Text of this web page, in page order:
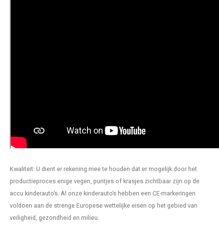
Kwaliteit: U dient er rekening mee te houden dat er mogelijk door het
productieproces enige vegen, puntjes of krasjes zichtbaar zijn op de
accu kinderauto’s. Al onze kinderauto’s hebben een CE-markeringen
voldoen aan de strenge Europese wettelijke eisen op het gebied van
veiligheid, gezondheid en milieu.